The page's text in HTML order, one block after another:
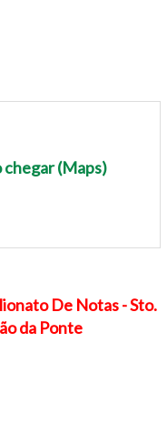
chegar (Maps)